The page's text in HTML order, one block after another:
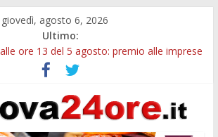
giovedì, agosto 6, 2026
Ultimo:
ore 13 del 5 agosto: premio alle imprese
ore 21: SIT torna all’utile, crescono le
comunali
tempo alle imprese del Padovano: